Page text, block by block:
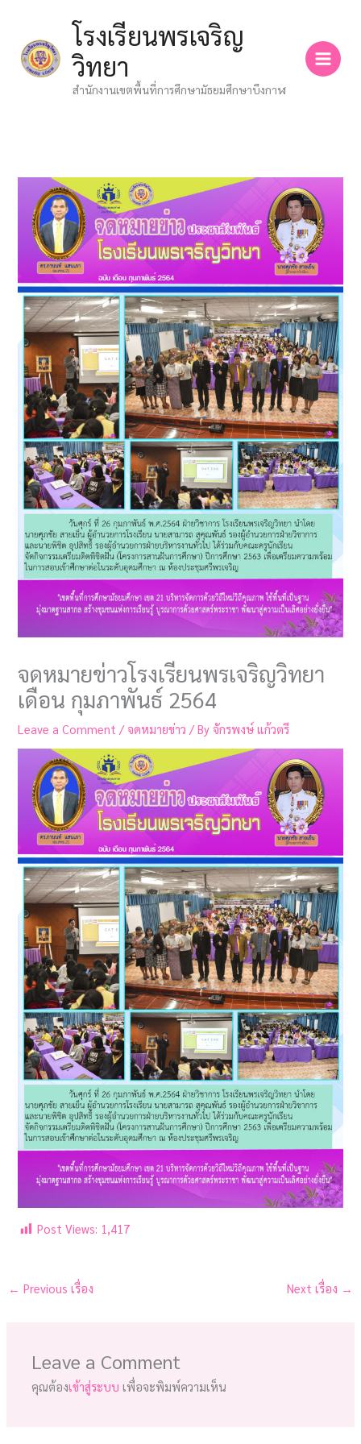
content
โรงเรียนพรเจริญ
วิทยา
สำนักงานเขตพื้นที่การศึกษามัธยมศึกษาบึงกาฬ
จดหมายข่าวโรงเรียนพรเจริญวิทยา
เดือน กุมภาพันธ์ 2564
Leave a Comment / จดหมายข่าว / By จักรพงษ์ แก้วตรี
Post Views: 1,417
← Previous เรื่อง Next เรื่อง →
Leave a Comment
คุณต้องเข้าสู่ระบบ เพื่อจะพิมพ์ความเห็น